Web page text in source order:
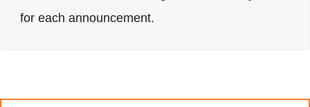
for each announcement.